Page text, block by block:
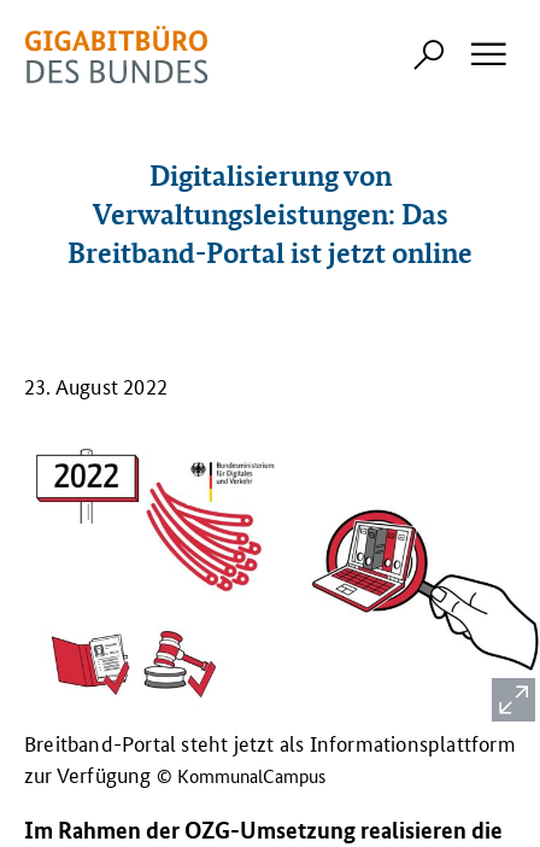
Digitalisierung von
Verwaltungsleistungen: Das
Breitband-Portal ist jetzt online
23. August 2022
Breitband-Portal steht jetzt als Informationsplattform
zur Verfügung © KommunalCampus
Im Rahmen der OZG-Umsetzung realisieren die